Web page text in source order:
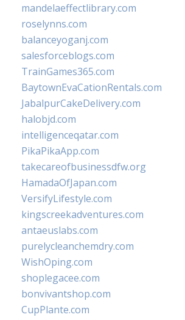
mandelaeffectlibrary.com
roselynns.com
balanceyoganj.com
salesforceblogs.com
TrainGames365.com
BaytownEvaCationRentals.com
JabalpurCakeDelivery.com
halobjd.com
intelligenceqatar.com
PikaPikaApp.com
takecareofbusinessdfw.org
HamadaOfJapan.com
VersifyLifestyle.com
kingscreekadventures.com
antaeuslabs.com
purelycleanchemdry.com
WishOping.com
shoplegacee.com
bonvivantshop.com
CupPlante.com